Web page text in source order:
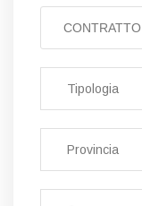
CONTRATTO